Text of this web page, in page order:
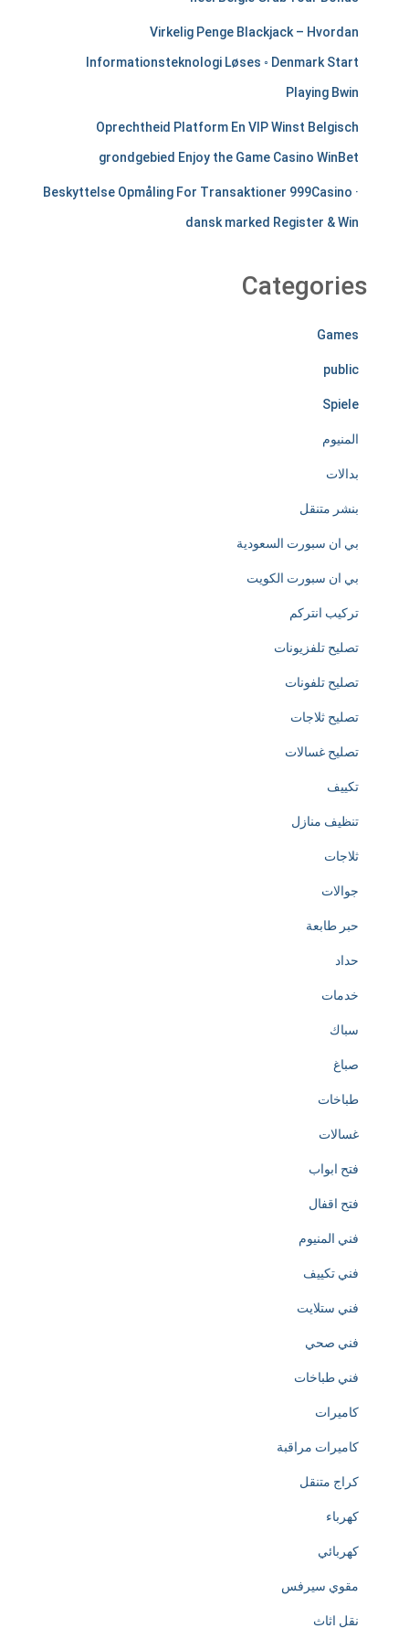
h
a
n
s
e
s
s
y
d
e
d
c
a
e
d
o
h
e
c
e
a
o
n
o
h
p
s
Virkelig Penge Blackjack – Hvordan
Informationsteknologi Løses ◦ Denmark Start
Playing Bwin
Oprechtheid Platform En VIP Winst Belgisch
grondgebied Enjoy the Game Casino WinBet
Beskyttelse Opmåling For Transaktioner 999Casino ·
dansk marked Register & Win
Categories
Games
public
Spiele
المنيوم
بدالات
بنشر متنقل
بي ان سبورت السعودية
بي ان سبورت الكويت
تركيب انتركم
تصليح تلفزيونات
تصليح تلفونات
تصليح ثلاجات
تصليح غسالات
تكييف
تنظيف منازل
ثلاجات
جوالات
حبر طابعة
حداد
خدمات
سباك
صباغ
طباخات
غسالات
فتح ابواب
فتح اقفال
فني المنيوم
فني تكييف
فني ستلايت
فني صحي
فني طباخات
كاميرات
كاميرات مراقبة
كراج متنقل
كهرباء
كهربائي
مقوي سيرفس
نقل اثاث